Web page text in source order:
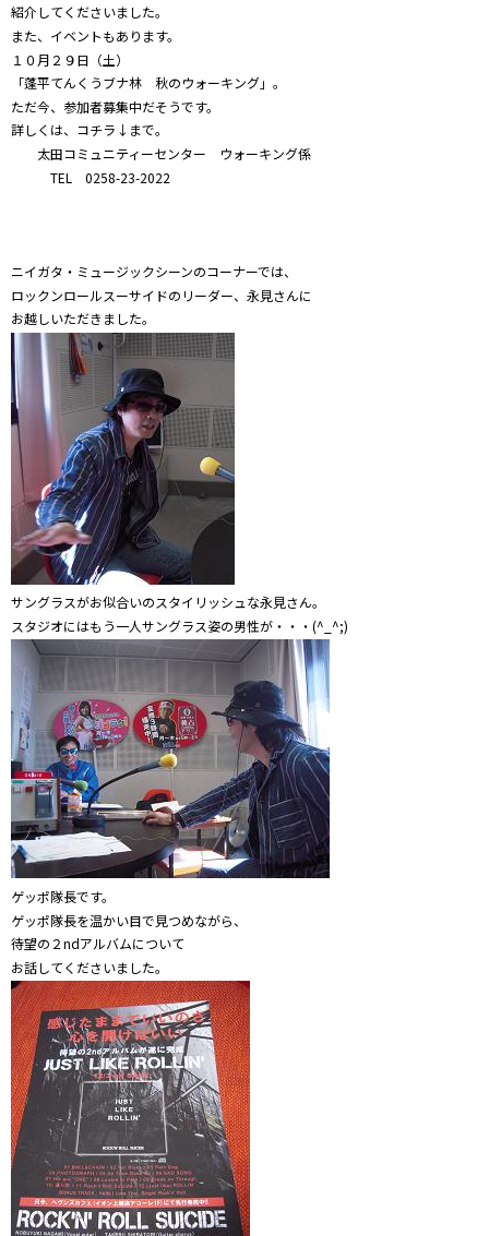
紹介してくださいました。
また、イベントもあります。
１０月２９日（土）
「蓬平てんくうブナ林 秋のウォーキング」。
ただ今、参加者募集中だそうです。
詳しくは、コチラ↓まで。
太田コミュニティーセンター ウォーキング係
TEL 0258-23-2022
ニイガタ・ミュージックシーンのコーナーでは、
ロックンロールスーサイドのリーダー、永見さんに
お越しいただきました。
サングラスがお似合いのスタイリッシュな永見さん。
スタジオにはもう一人サングラス姿の男性が・・・(^_^;)
ゲッポ隊長です。
ゲッポ隊長を温かい目で見つめながら、
待望の２ndアルバムについて
お話してくださいました。